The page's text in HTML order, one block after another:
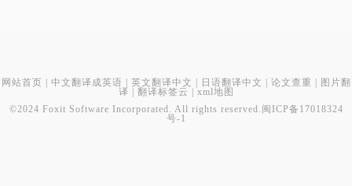
网站首页 中文翻译成英语 英文翻译中文 日语翻译中文 论文查重
图片翻
译
翻译标签云
xml地图
©2024 Foxit Software Incorporated. All rights reserved. 闽ICP备17018324
号-1